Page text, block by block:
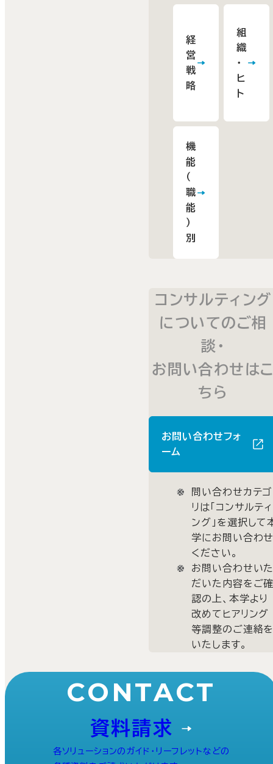
経
営
戦
略
組
織
・
ヒ
ト
機
能
（
職
能
）
別
コンサルティング
についてのご相
談・
お問い合わせは
ちら
お問い合わせフォ
ーム
問い合わせカテゴ
リは「コンサルティ
ング」を選択して
学にお問い合わ
ください。
お問い合わせい
だいた内容をご
認の上、本学より
改めてヒアリング
等調整のご連絡
いたします。
CONTACT
資料請求
各ソリューションのガイド・リーフレットなどの